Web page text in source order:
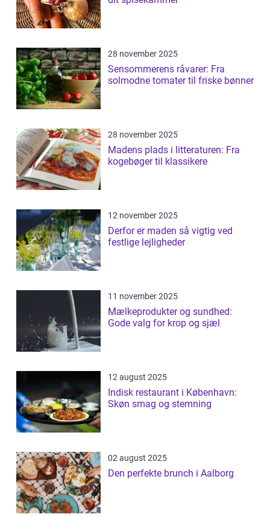
28 november 2025
Sensommerens råvarer: Fra
solmodne tomater til friske bønner
28 november 2025
Madens plads i litteraturen: Fra
kogebøger til klassikere
12 november 2025
Derfor er maden så vigtig ved
festlige lejligheder
11 november 2025
Mælkeprodukter og sundhed:
Gode valg for krop og sjæl
12 august 2025
Indisk restaurant i København:
Skøn smag og stemning
02 august 2025
Den perfekte brunch i Aalborg